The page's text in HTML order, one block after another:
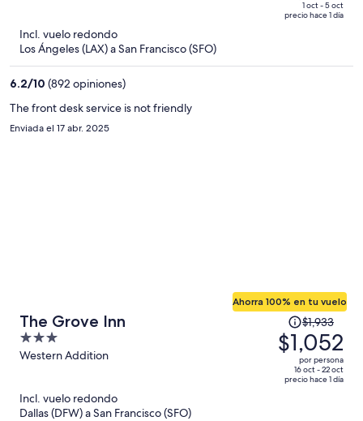
de
$363
1 oct - 5 oct
precio hace 1 día
Incl. vuelo redondo
Los Ángeles (LAX) a San Francisco (SFO)
6.2/10 (892 opiniones)
The front desk service is not friendly
Enviada el 17 abr. 2025
The Grove Inn
3
out
Western Addition
Ahorra 100% en tu vuelo
precio
era
$1,933
$1,933
$1,052
por persona
16 oct - 22 oct
precio hace 1 día
Incl. vuelo redondo
Dallas (DFW) a San Francisco (SFO)